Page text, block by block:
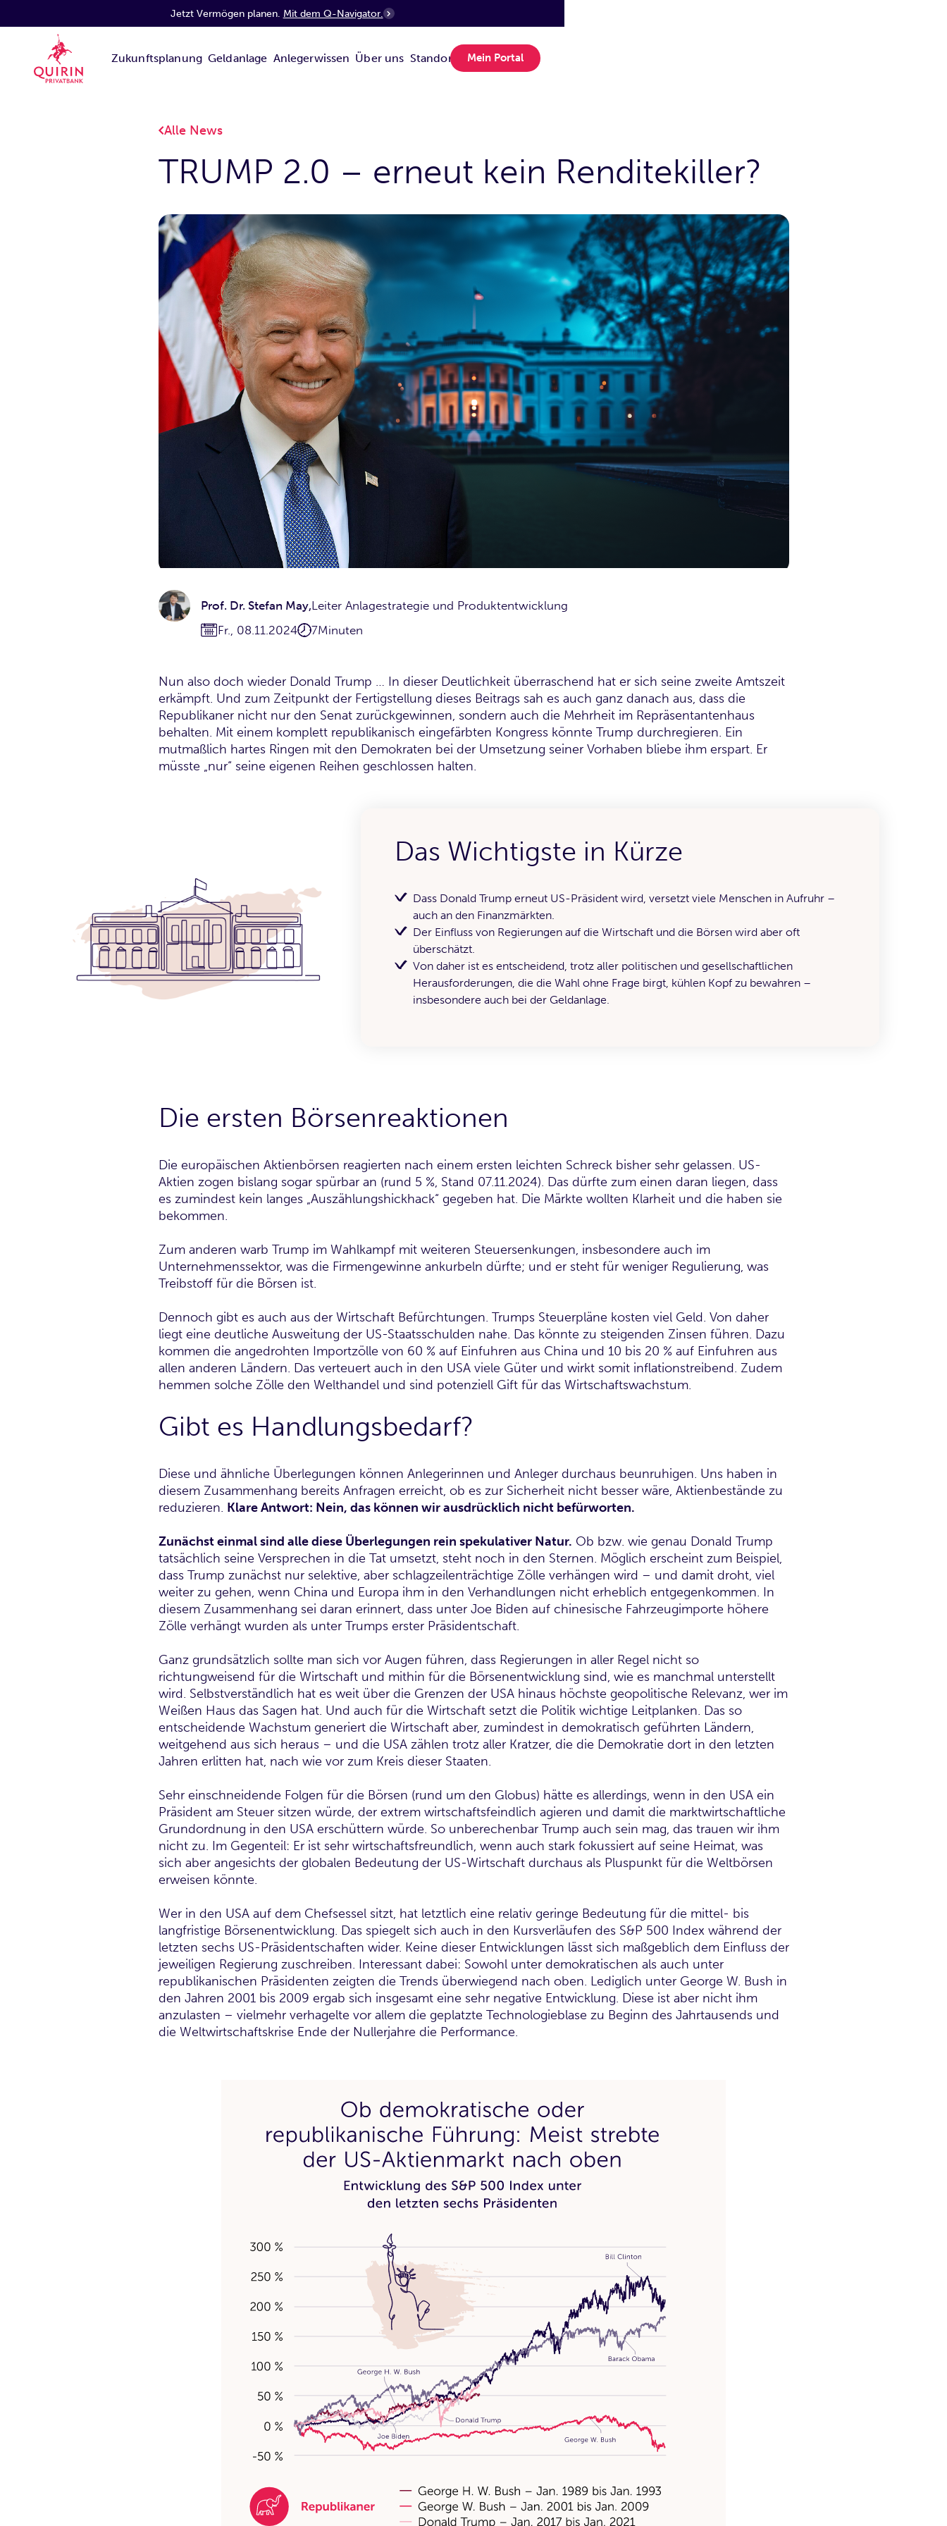
Jetzt Vermögen planen. Mit dem Q-Navigator.
Zukunftsplanung Geldanlage Anlegerwissen Über uns Standorte Mein Portal
Alle News
TRUMP 2.0 – erneut kein Renditekiller?
Prof. Dr. Stefan May,Leiter Anlagestrategie und Produktentwicklung
Fr., 08.11.2024
7Minuten
Nun also doch wieder Donald Trump … In dieser Deutlichkeit überraschend hat er sich seine zweite Amtszeit
erkämpft. Und zum Zeitpunkt der Fertigstellung dieses Beitrags sah es auch ganz danach aus, dass die
Republikaner nicht nur den Senat zurückgewinnen, sondern auch die Mehrheit im Repräsentantenhaus
behalten. Mit einem komplett republikanisch eingefärbten Kongress könnte Trump durchregieren. Ein
mutmaßlich hartes Ringen mit den Demokraten bei der Umsetzung seiner Vorhaben bliebe ihm erspart. Er
müsste „nur“ seine eigenen Reihen geschlossen halten.
Das Wichtigste in Kürze
Dass Donald Trump erneut US-Präsident wird, versetzt viele Menschen in Aufruhr –
auch an den Finanzmärkten.
Der Einfluss von Regierungen auf die Wirtschaft und die Börsen wird aber oft
überschätzt.
Von daher ist es entscheidend, trotz aller politischen und gesellschaftlichen
Herausforderungen, die die Wahl ohne Frage birgt, kühlen Kopf zu bewahren –
insbesondere auch bei der Geldanlage.
Die ersten Börsenreaktionen
Die europäischen Aktienbörsen reagierten nach einem ersten leichten Schreck bisher sehr gelassen. US-
Aktien zogen bislang sogar spürbar an (rund 5 %, Stand 07.11.2024). Das dürfte zum einen daran liegen, dass
es zumindest kein langes „Auszählungshickhack“ gegeben hat. Die Märkte wollten Klarheit und die haben sie
bekommen.
Zum anderen warb Trump im Wahlkampf mit weiteren Steuersenkungen, insbesondere auch im
Unternehmenssektor, was die Firmengewinne ankurbeln dürfte; und er steht für weniger Regulierung, was
Treibstoff für die Börsen ist.
Dennoch gibt es auch aus der Wirtschaft Befürchtungen. Trumps Steuerpläne kosten viel Geld. Von daher
liegt eine deutliche Ausweitung der US-Staatsschulden nahe. Das könnte zu steigenden Zinsen führen. Dazu
kommen die angedrohten Importzölle von 60 % auf Einfuhren aus China und 10 bis 20 % auf Einfuhren aus
allen anderen Ländern. Das verteuert auch in den USA viele Güter und wirkt somit inflationstreibend. Zudem
hemmen solche Zölle den Welthandel und sind potenziell Gift für das Wirtschaftswachstum.
Gibt es Handlungsbedarf?
Diese und ähnliche Überlegungen können Anlegerinnen und Anleger durchaus beunruhigen. Uns haben in
diesem Zusammenhang bereits Anfragen erreicht, ob es zur Sicherheit nicht besser wäre, Aktienbestände zu
reduzieren. Klare Antwort: Nein, das können wir ausdrücklich nicht befürworten.
Zunächst einmal sind alle diese Überlegungen rein spekulativer Natur. Ob bzw. wie genau Donald Trump
tatsächlich seine Versprechen in die Tat umsetzt, steht noch in den Sternen. Möglich erscheint zum Beispiel,
dass Trump zunächst nur selektive, aber schlagzeilenträchtige Zölle verhängen wird – und damit droht, viel
weiter zu gehen, wenn China und Europa ihm in den Verhandlungen nicht erheblich entgegenkommen. In
diesem Zusammenhang sei daran erinnert, dass unter Joe Biden auf chinesische Fahrzeugimporte höhere
Zölle verhängt wurden als unter Trumps erster Präsidentschaft.
Ganz grundsätzlich sollte man sich vor Augen führen, dass Regierungen in aller Regel nicht so
richtungweisend für die Wirtschaft und mithin für die Börsenentwicklung sind, wie es manchmal unterstellt
wird. Selbstverständlich hat es weit über die Grenzen der USA hinaus höchste geopolitische Relevanz, wer im
Weißen Haus das Sagen hat. Und auch für die Wirtschaft setzt die Politik wichtige Leitplanken. Das so
entscheidende Wachstum generiert die Wirtschaft aber, zumindest in demokratisch geführten Ländern,
weitgehend aus sich heraus – und die USA zählen trotz aller Kratzer, die die Demokratie dort in den letzten
Jahren erlitten hat, nach wie vor zum Kreis dieser Staaten.
Sehr einschneidende Folgen für die Börsen (rund um den Globus) hätte es allerdings, wenn in den USA ein
Präsident am Steuer sitzen würde, der extrem wirtschaftsfeindlich agieren und damit die marktwirtschaftliche
Grundordnung in den USA erschüttern würde. So unberechenbar Trump auch sein mag, das trauen wir ihm
nicht zu. Im Gegenteil: Er ist sehr wirtschaftsfreundlich, wenn auch stark fokussiert auf seine Heimat, was
sich aber angesichts der globalen Bedeutung der US-Wirtschaft durchaus als Pluspunkt für die Weltbörsen
erweisen könnte.
Wer in den USA auf dem Chefsessel sitzt, hat letztlich eine relativ geringe Bedeutung für die mittel- bis
langfristige Börsenentwicklung. Das spiegelt sich auch in den Kursverläufen des S&P 500 Index während der
letzten sechs US-Präsidentschaften wider. Keine dieser Entwicklungen lässt sich maßgeblich dem Einfluss der
jeweiligen Regierung zuschreiben. Interessant dabei: Sowohl unter demokratischen als auch unter
republikanischen Präsidenten zeigten die Trends überwiegend nach oben. Lediglich unter George W. Bush in
den Jahren 2001 bis 2009 ergab sich insgesamt eine sehr negative Entwicklung. Diese ist aber nicht ihm
anzulasten – vielmehr verhagelte vor allem die geplatzte Technologieblase zu Beginn des Jahrtausends und
die Weltwirtschaftskrise Ende der Nullerjahre die Performance.